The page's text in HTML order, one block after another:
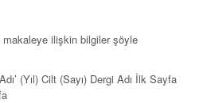
makaleye ilişkin bilgiler şöyle
(Yıl) Cilt (Sayı) Dergi Adı İlk Sayfa